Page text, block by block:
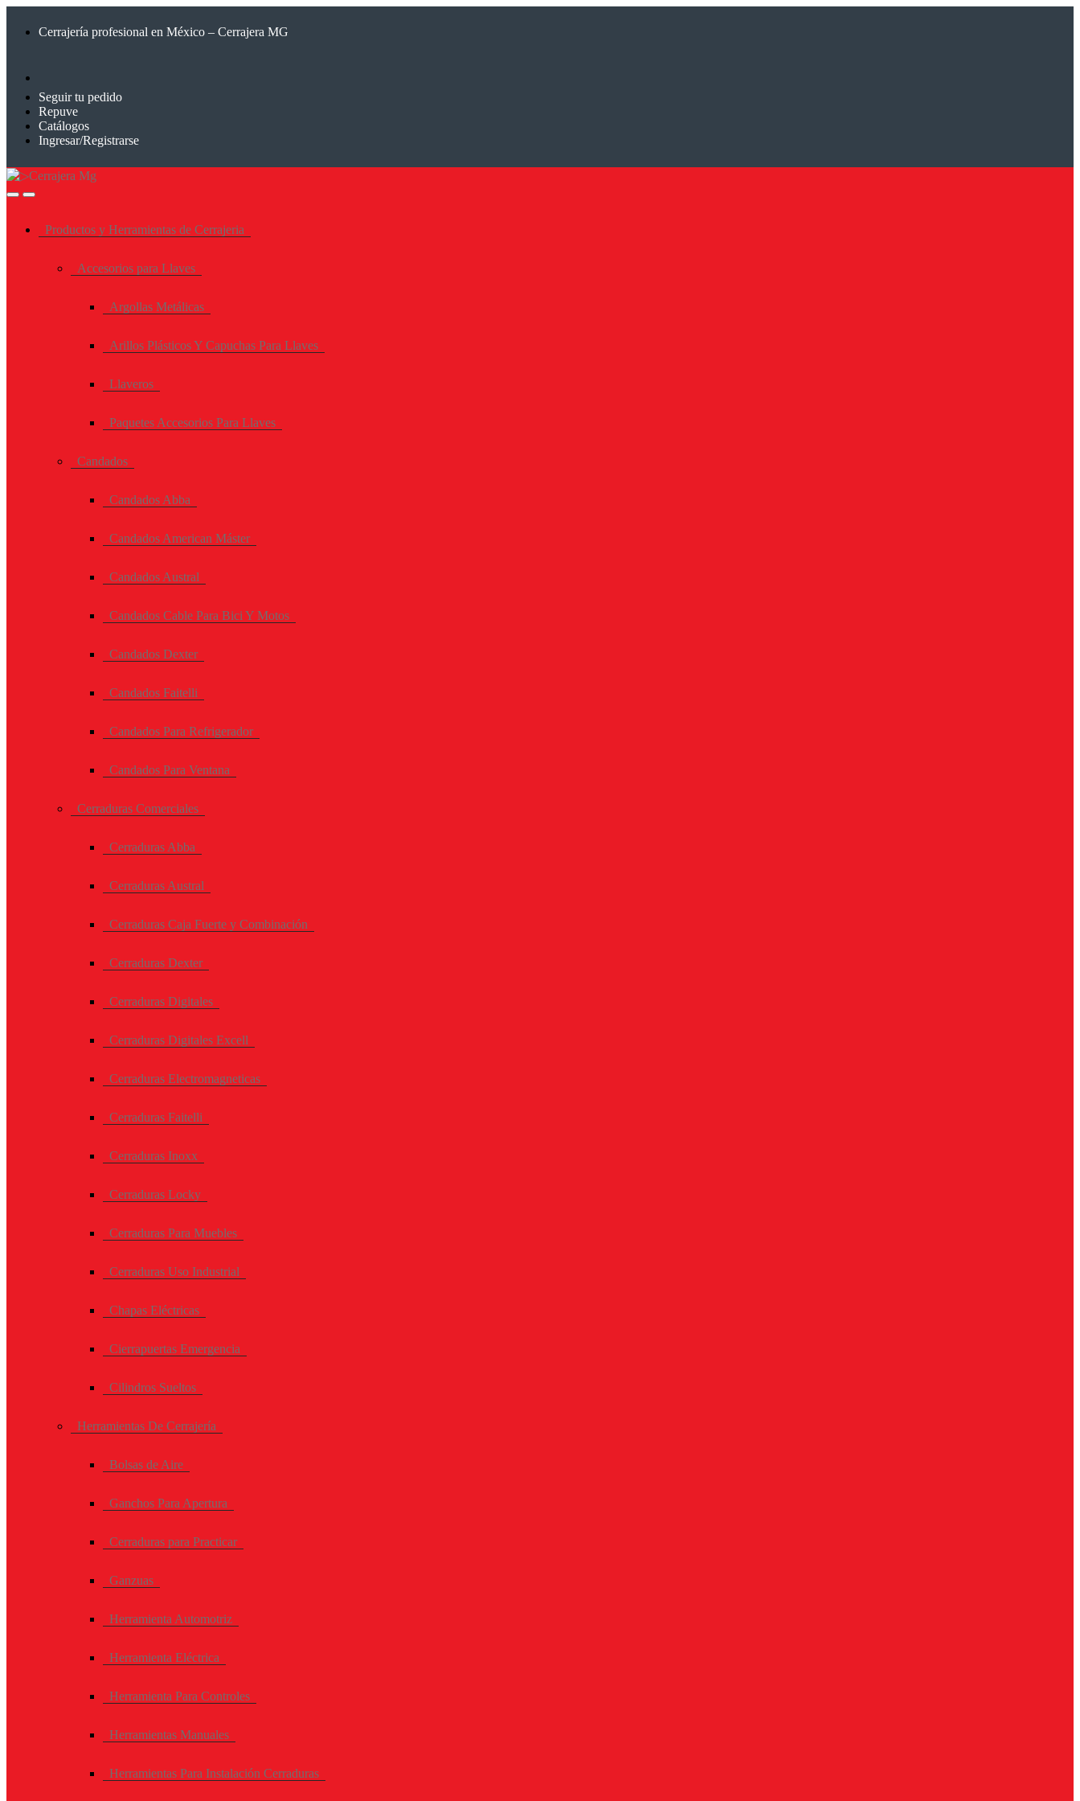
Cerrajería profesional en México – Cerrajera MG
Seguir tu pedido
Repuve
Catálogos
Ingresar/Registrarse
Productos y Herramientas de Cerrajeria
Accesorios para Llaves
Argollas Metálicas
Arillos Plásticos Y Capuchas Para Llaves
Llaveros
Paquetes Accesorios Para Llaves
Candados
Candados Abba
Candados American Máster
Candados Austral
Candados Cable Para Bici Y Motos
Candados Dexter
Candados Faitelli
Candados Para Refrigerador
Candados Para Ventana
Cerraduras Comerciales
Cerraduras Abba
Cerraduras Austral
Cerraduras Caja Fuerte y Combinación
Cerraduras Dexter
Cerraduras Digitales
Cerraduras Digitales Excell
Cerraduras Electromagneticas
Cerraduras Faitelli
Cerraduras Inoxx
Cerraduras Locky
Cerraduras Para Muebles
Cerraduras Uso Industrial
Chapas Eléctricas
Cierrapuertas Emergencia
Cilindros Sueltos
Herramientas De Cerrajería
Bolsas de Aire
Ganchos Para Apertura
Cerraduras para Practicar
Ganzuas
Herramienta Automotriz
Herramienta Eléctrica
Herramienta Para Controles
Herramientas Manuales
Herramientas Para Instalación Cerraduras